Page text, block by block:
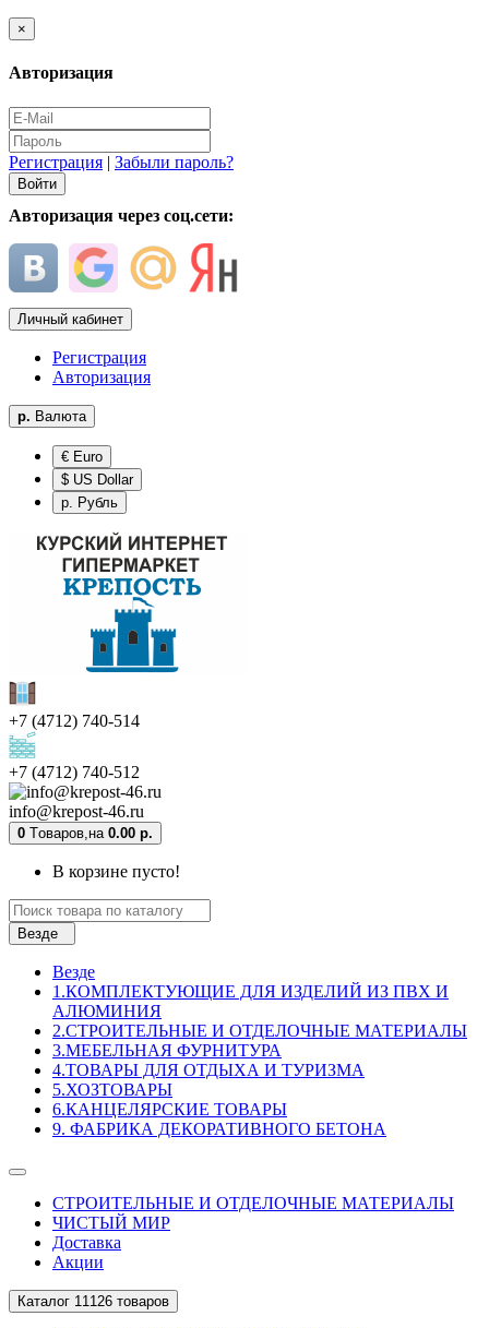
×
Авторизация
Регистрация | Забыли пароль?
Авторизация через соц.сети:
Личный кабинет
Регистрация
Авторизация
р. Валюта
€ Euro
$ US Dollar
р. Рубль
+7 (4712) 740-514
+7 (4712) 740-512
info@krepost-46.ru
0 Tоваров, на 0.00 р.
В корзине пусто!
Везде
Везде
1.КОМПЛЕКТУЮЩИЕ ДЛЯ ИЗДЕЛИЙ ИЗ ПВХ И
АЛЮМИНИЯ
2.СТРОИТЕЛЬНЫЕ И ОТДЕЛОЧНЫЕ МАТЕРИАЛЫ
3.МЕБЕЛЬНАЯ ФУРНИТУРА
4.ТОВАРЫ ДЛЯ ОТДЫХА И ТУРИЗМА
5.ХОЗТОВАРЫ
6.КАНЦЕЛЯРСКИЕ ТОВАРЫ
9. ФАБРИКА ДЕКОРАТИВНОГО БЕТОНА
СТРОИТЕЛЬНЫЕ И ОТДЕЛОЧНЫЕ МАТЕРИАЛЫ
ЧИСТЫЙ МИР
Доставка
Акции
Каталог 11126 товаров